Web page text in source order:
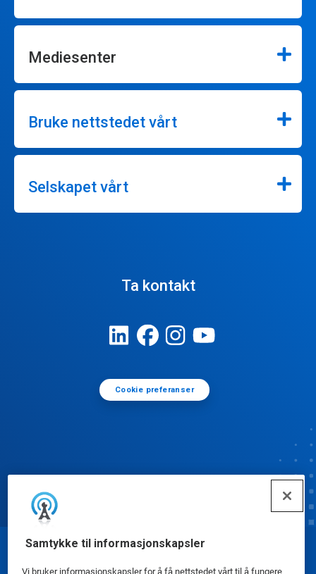
Samtykke til informasjonskapsler
Vi bruker informasjonskapsler for å få nettstedet vårt til å fungere
Mediesenter
Bruke nettstedet vårt
Selskapet vårt
Ta kontakt
Cookie preferanser